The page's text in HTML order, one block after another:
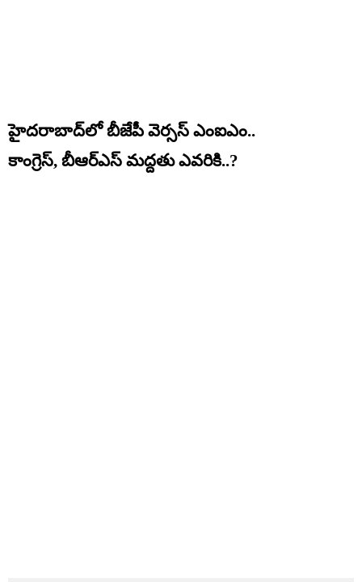
హైదరాబాద్‌లో బీజేపీ వెర్సస్ ఎంఐఎం..
కాంగ్రెస్‌, బీఆర్ఎస్ మద్దతు ఎవరికి..?